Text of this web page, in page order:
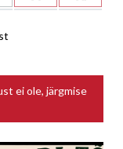
ei ole, järgmise